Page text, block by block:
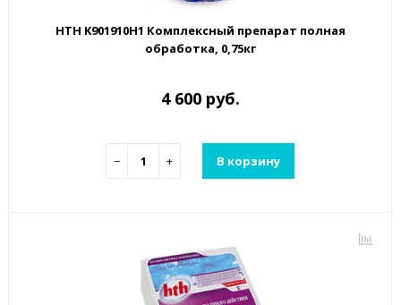
HTH K901910H1 Комплексный препарат полная
обработка, 0,75кг
4 600 руб.
− + В корзину